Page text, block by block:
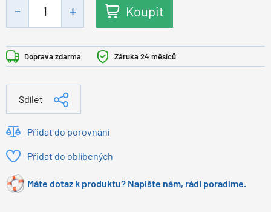
Koupit
Doprava zdarma Záruka 24 měsíců
Sdílet
Přidat do porovnání
Přidat do oblíbených
Máte dotaz k produktu? Napište nám, rádi poradíme.